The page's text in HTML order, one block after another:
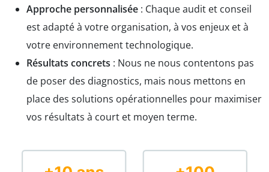
Approche personnalisée : Chaque audit et conseil
est adapté à votre organisation, à vos enjeux et à
votre environnement technologique.
Résultats concrets : Nous ne nous contentons pas
de poser des diagnostics, mais nous mettons en
place des solutions opérationnelles pour maximiser
vos résultats à court et moyen terme.